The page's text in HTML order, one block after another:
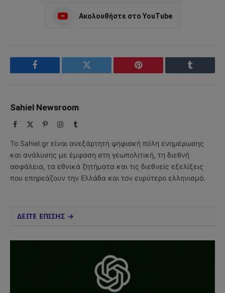
Ακολουθήστε στο YouTube
Facebook Twitter Pinterest Tumblr
Sahiel Newsroom
Facebook PinterestInstagram
Tumblr
Το Sahiel.gr είναι ανεξάρτητη ψηφιακή πύλη ενημέρωσης
και ανάλυσης με έμφαση στη γεωπολιτική, τη διεθνή
ασφάλεια, τα εθνικά ζητήματα και τις διεθνείς εξελίξεις
που επηρεάζουν την Ελλάδα και τον ευρύτερο ελληνισμό.
ΔΕΙΤΕ ΕΠΙΣΗΣ →